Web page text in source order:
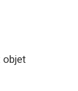
objet